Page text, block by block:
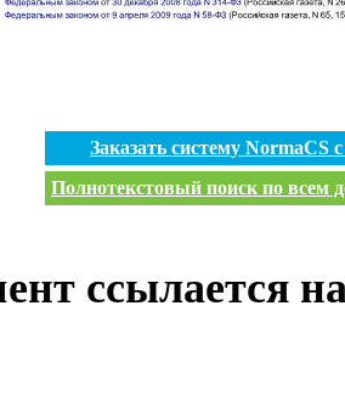
Заказать систему
Полнотекстовый поиск по всем
ссылается